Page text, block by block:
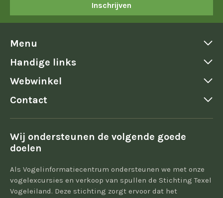
Inschrijven
Menu
Handige links
Webwinkel
Contact
Wij ondersteunen de volgende goede
doelen
Als Vogelinformatiecentrum ondersteunen we met onze
vogelexcursies en verkoop van spullen de Stichting Texel
Vogeleiland. Deze stichting zorgt ervoor dat het